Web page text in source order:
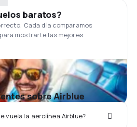
baratos?
Cada día comparamos
mostrarte las mejores.
sobre Airblue
vuela la aerolínea Airblue?